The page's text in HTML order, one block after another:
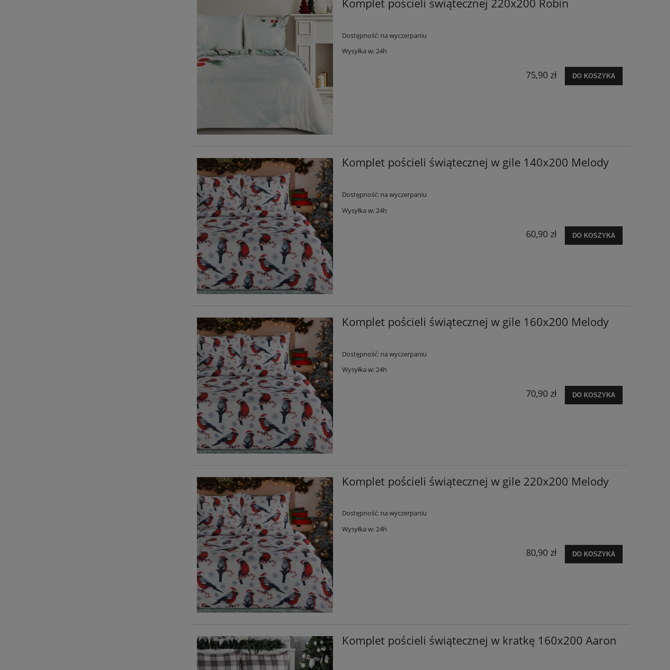
Komplet pościeli świątecznej 220x200 Robin
Dostępność: na wyczerpaniu
Wysyłka w:24h
75,90 zł DO KOSZYKA
Komplet pościeli świątecznej w gile 140x200 Melody
Dostępność: na wyczerpaniu
Wysyłka w:24h
60,90 zł DO KOSZYKA
Komplet pościeli świątecznej w gile 160x200 Melody
Dostępność: na wyczerpaniu
Wysyłka w:24h
70,90 zł DO KOSZYKA
Komplet pościeli świątecznej w gile 220x200 Melody
Dostępność: na wyczerpaniu
Wysyłka w:24h
80,90 zł DO KOSZYKA
Komplet pościeli świątecznej w kratkę 160x200 Aaron